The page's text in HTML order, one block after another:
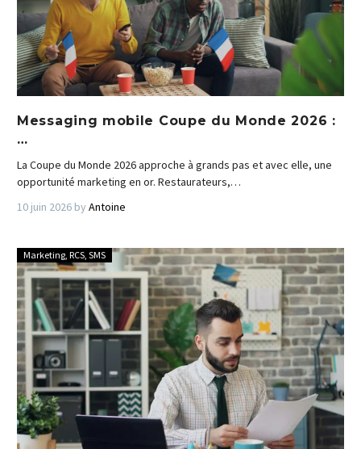
Messaging mobile Coupe du Monde 2026 :
…
La Coupe du Monde 2026 approche à grands pas et avec elle, une
opportunité marketing en or. Restaurateurs,…
10 juin 2026 by Antoine
Marketing, RCS, SMS